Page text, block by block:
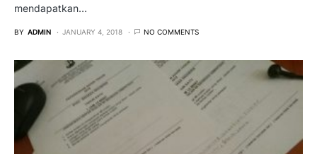
mendapatkan…
BY ADMIN JANUARY 4, 2018 NO COMMENTS